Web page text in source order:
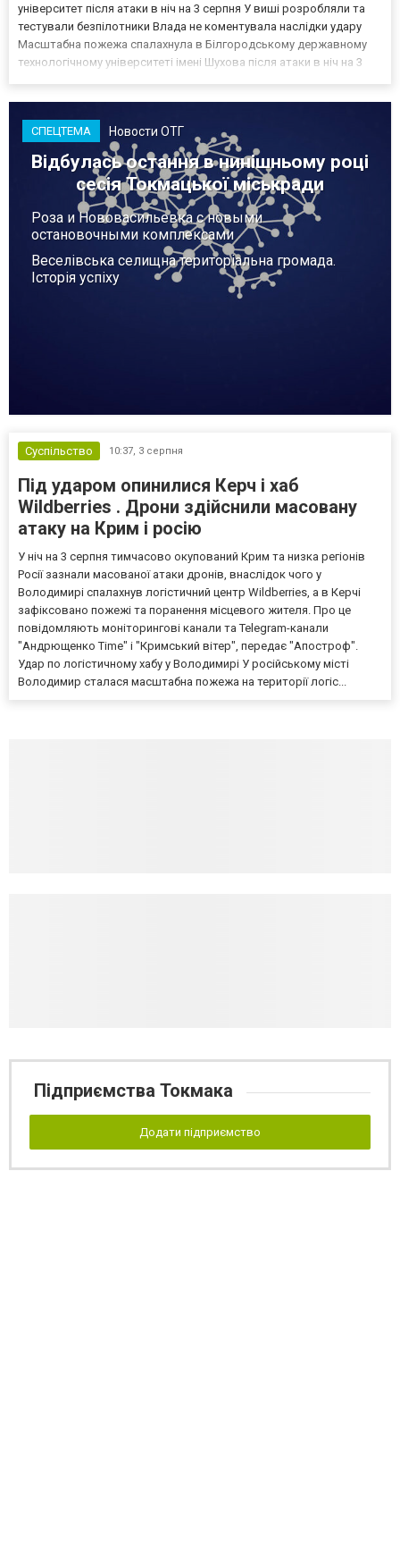
університет після атаки в ніч на 3 серпня У виші розробляли та
тестували безпілотники Влада не коментувала наслідки удару
Масштабна пожежа спалахнула в Білгородському державному
технологічному університеті імені Шухова після атаки в ніч на 3
СПЕЦТЕМА Новости ОТГ
Відбулась остання в нинішньому році
сесія Токмацької міськради
Роза и Нововасильевка с новыми
остановочными комплексами
Веселівська селищна територіальна громада.
Історія успіху
Суспільство 10:37, 3 серпня
Під ударом опинилися Керч і хаб
Wildberries . Дрони здійснили масовану
атаку на Крим і росію
У ніч на 3 серпня тимчасово окупований Крим та низка регіонів
Росії зазнали масованої атаки дронів, внаслідок чого у
Володимирі спалахнув логістичний центр Wildberries, а в Керчі
зафіксовано пожежі та поранення місцевого жителя. Про це
повідомляють моніторингові канали та Telegram-канали
"Андрющенко Time" і "Кримський вітер", передає "Апостроф".
Удар по логістичному хабу у Володимирі У російському місті
Володимир сталася масштабна пожежа на території логіс...
Підприємства Токмака
Додати підприємство